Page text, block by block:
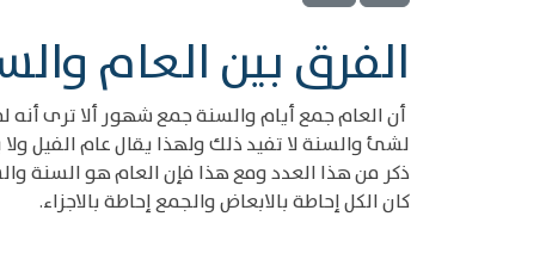
الفرق بين العام
أن العام جمع أيام والسنة جمع شهور ألا ترى أنه
لشئ والسنة لا تفيد ذلك ولهذا يقال عام الفيل
ذكر من هذا العدد ومع هذا فإن العام هو السنة
كان الكل إحاطة بالابعاض والجمع إحاطة بالاجزاء.